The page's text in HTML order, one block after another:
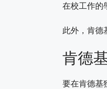
在校工作的
此外，肯德
肯德
要在肯德基